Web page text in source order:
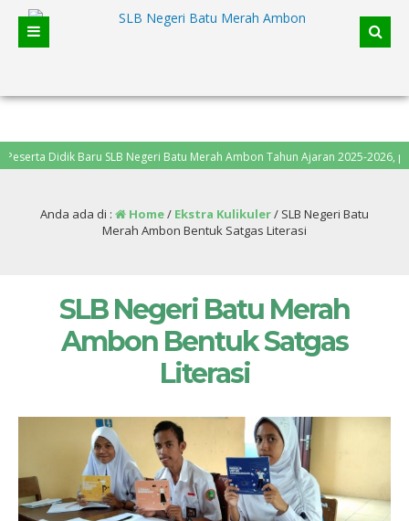
Didik Baru SLB Negeri Batu Merah Ambon Tahun Ajaran 2025-2026,
Anda ada di : Home/ Ekstra Kulikuler/ SLB Negeri Batu
Merah Ambon Bentuk Satgas Literasi
SLB Negeri Batu Merah
Ambon Bentuk Satgas
Literasi